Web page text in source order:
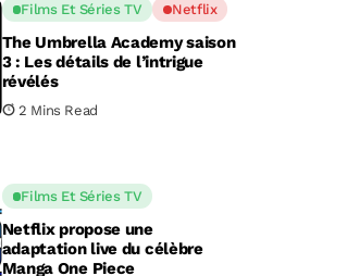
Films Et Séries TV Netflix
The Umbrella Academy saison
3 : Les détails de l’intrigue
révélés
2 Mins Read
Films Et Séries TV
Netflix propose une
adaptation live du célèbre
Manga One Piece